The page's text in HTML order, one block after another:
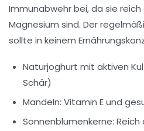
Immunabwehr bei, da sie reich
Magnesium sind. Der
sollte in keinem
Naturjoghurt mit aktiven
Schär)
Mandeln: Vitamin E und
Sonnenblumenkerne: